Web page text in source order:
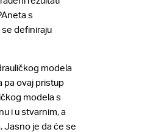
s
definiraju
modela
pa ovaj pristup
modela s
i u stvarnim, a
Jasno je da će se